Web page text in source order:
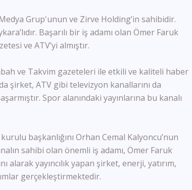
Dost Tv
Lalegül Tv
Kon Tv
TRT Eba Lise
Çay Tv
Dream Türk
TRT Müzik
TRT Eba İlkokul
Grup'unun ve Zirve Holding’in sahibidir.
Başarılı bir iş adamı olan Ömer Faruk
ve ATV’yi almıştır.
ve Takvim gazeteleri ile etkili ve kaliteli haber
şirket, ATV gibi televizyon kanallarını da
Spor alanındaki yayınlarına bu kanalı
başkanlığını Orhan Cemal Kalyoncu’nun
sahibi olan önemli iş adamı, Ömer Faruk
yayıncılık yapan şirket, enerji, yatırım,
gerçekleştirmektedir.